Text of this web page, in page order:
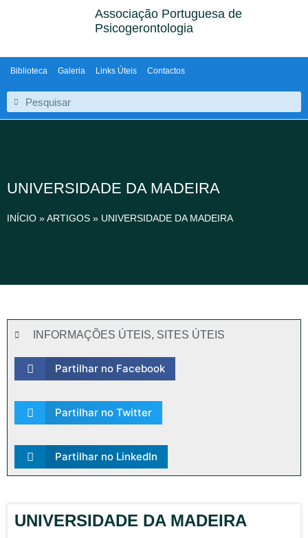
Associação Portuguesa de
Psicogerontologia
Biblioteca Galeria Links Úteis Contactos
UNIVERSIDADE DA MADEIRA
INÍCIO »ARTIGOS » UNIVERSIDADE DA MADEIRA
INFORMAÇÕES ÚTEIS, SITES ÚTEIS
Partilhar no Facebook
Partilhar no Twitter
Partilhar no LinkedIn
UNIVERSIDADE DA MADEIRA